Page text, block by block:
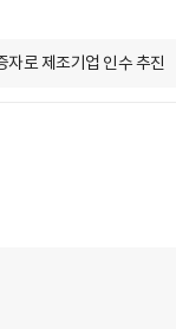
자로 제조기업 인수 추진